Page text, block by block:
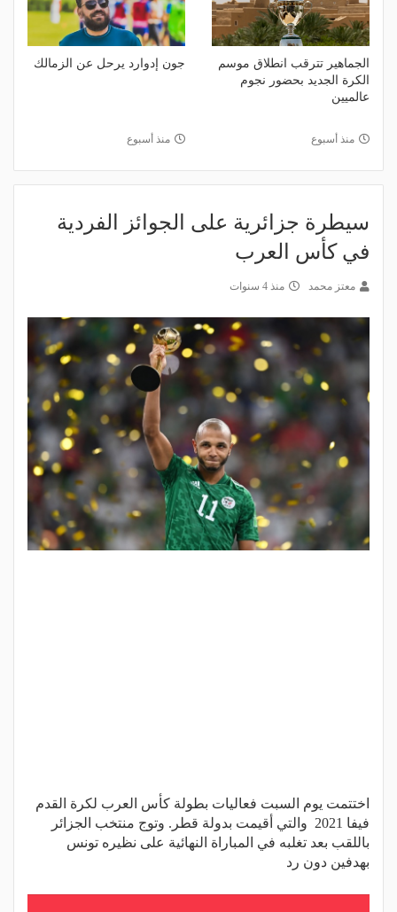
الجماهير تترقب انطلاق موسم
الكرة الجديد بحضور نجوم
عالميين
منذ أسبوع
جون إدوارد يرحل عن الزمالك
منذ أسبوع
سيطرة جزائرية على الجوائز الفردية
في كأس العرب
معتز محمد منذ 4 سنوات
اختتمت يوم السبت فعاليات بطولة كأس العرب لكرة القدم
فيفا 2021 والتي أقيمت بدولة قطر. وتوج منتخب الجزائر
باللقب بعد تغلبه في المباراة النهائية على نظيره تونس
بهدفين دون رد